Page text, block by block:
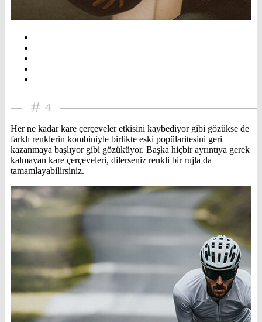
4
Her ne kadar kare çerçeveler etkisini kaybediyor gibi gözükse de
farklı renklerin kombiniyle birlikte eski popülaritesini geri
kazanmaya başlıyor gibi gözüküyor. Başka hiçbir ayrıntıya gerek
kalmayan kare çerçeveleri, dilerseniz renkli bir rujla da
tamamlayabilirsiniz.